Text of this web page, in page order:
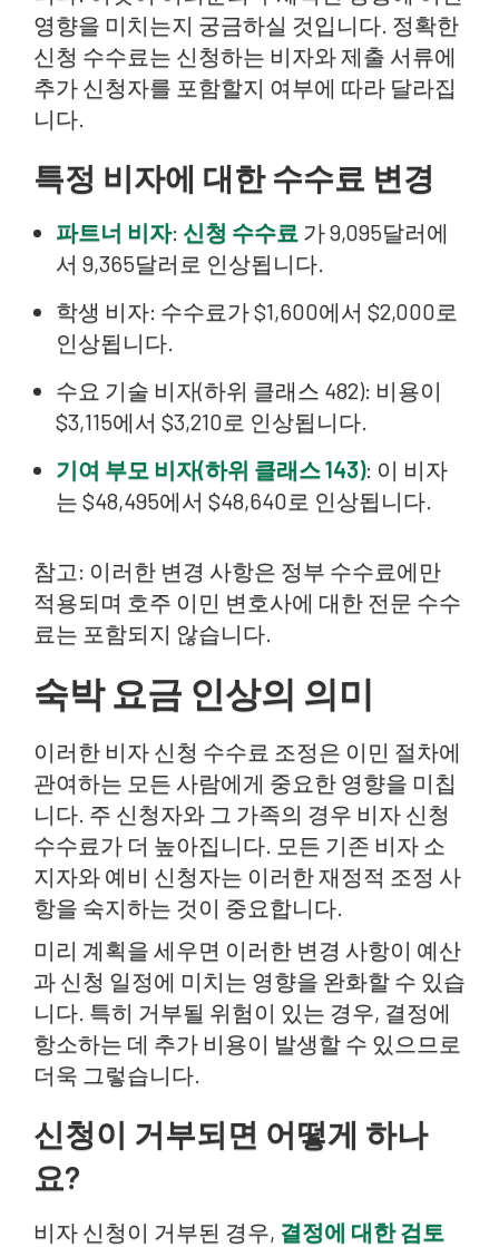
영향을 미치는지 궁금하실 것입니다. 정확한
신청 수수료는 신청하는 비자와 제출 서류에
추가 신청자를 포함할지 여부에 따라 달라집
니다.
특정 비자에 대한 수수료 변경
파트너 비자: 신청 수수료 가 9,095달러에
서 9,365달러로 인상됩니다.
학생 비자: 수수료가 $1,600에서 $2,000로
인상됩니다.
수요 기술 비자(하위 클래스 482): 비용이
$3,115에서 $3,210로 인상됩니다.
기여 부모 비자(하위 클래스 143): 이 비자
는 $48,495에서 $48,640로 인상됩니다.
참고: 이러한 변경 사항은 정부 수수료에만
적용되며 호주 이민 변호사에 대한 전문 수수
료는 포함되지 않습니다.
숙박 요금 인상의 의미
이러한 비자 신청 수수료 조정은 이민 절차에
관여하는 모든 사람에게 중요한 영향을 미칩
니다. 주 신청자와 그 가족의 경우 비자 신청
수수료가 더 높아집니다. 모든 기존 비자 소
지자와 예비 신청자는 이러한 재정적 조정 사
항을 숙지하는 것이 중요합니다.
미리 계획을 세우면 이러한 변경 사항이 예산
과 신청 일정에 미치는 영향을 완화할 수 있습
니다. 특히 거부될 위험이 있는 경우, 결정에
항소하는 데 추가 비용이 발생할 수 있으므로
더욱 그렇습니다.
신청이 거부되면 어떻게 하나
요?
비자 신청이 거부된 경우, 결정에 대한 검토